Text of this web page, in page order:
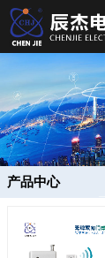
产品中心